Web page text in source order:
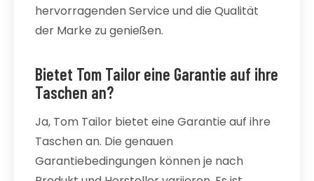
hervorragenden Service und die Qualität
der Marke zu genießen.
Bietet Tom Tailor eine Garantie auf ihre
Taschen an?
Ja, Tom Tailor bietet eine Garantie auf ihre
Taschen an. Die genauen
Garantiebedingungen können je nach